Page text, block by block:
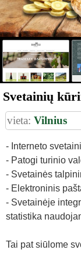
Svetainių
vieta: Vilnius
- Interneto
- Patogi turinio
- Svetainės
- Elektroninis
- Svetainėje
statistika
Tai pat siūlome